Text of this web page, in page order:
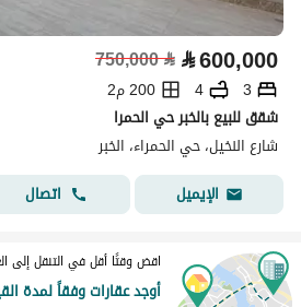
⃁600,000
⃁
750,000
3
4
200 م2
شقق للبيع بالخبر حي الحمرا
شارع النخيل، حي الحمراء، الخبر
الإيميل
اتصال
اقض وقتًا أقل في التنقل إلى
أوجد عقارات وفقاً لمدة